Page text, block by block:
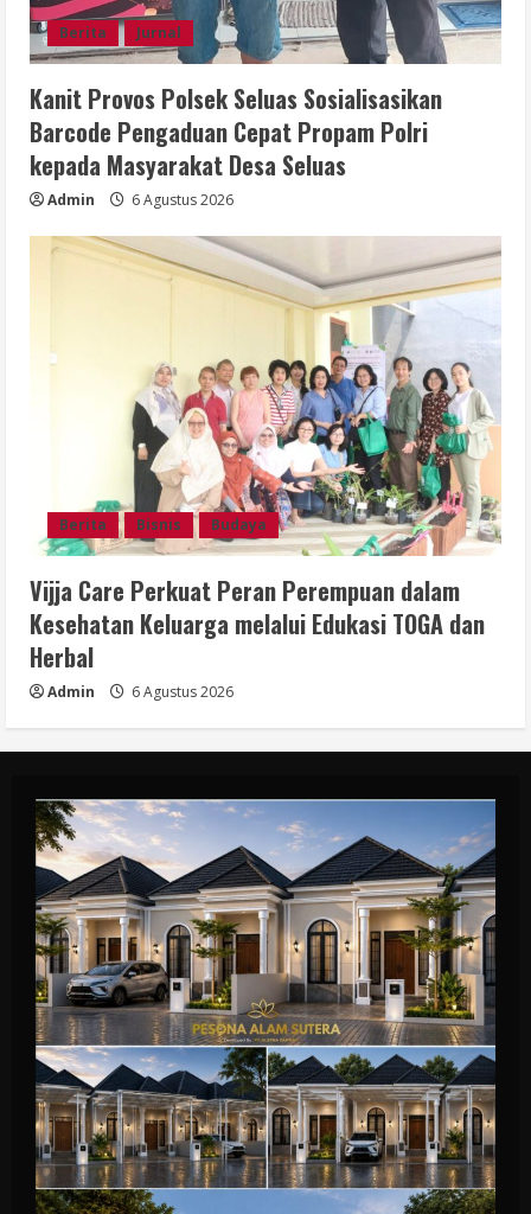
Berita Jurnal
Kanit Provos Polsek Seluas Sosialisasikan
Barcode Pengaduan Cepat Propam Polri
kepada Masyarakat Desa Seluas
Admin 6 Agustus 2026
Berita Bisnis Budaya
Vijja Care Perkuat Peran Perempuan dalam
Kesehatan Keluarga melalui Edukasi TOGA dan
Herbal
Admin 6 Agustus 2026